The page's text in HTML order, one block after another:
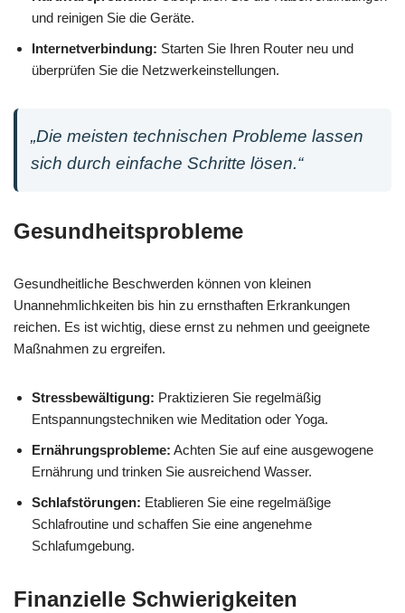
und reinigen Sie die Geräte.
Internetverbindung: Starten Sie Ihren Router neu und
überprüfen Sie die Netzwerkeinstellungen.
„Die meisten technischen Probleme lassen
sich durch einfache Schritte lösen.“
Gesundheitsprobleme
Gesundheitliche Beschwerden können von kleinen
Unannehmlichkeiten bis hin zu ernsthaften Erkrankungen
reichen. Es ist wichtig, diese ernst zu nehmen und geeignete
Maßnahmen zu ergreifen.
Stressbewältigung: Praktizieren Sie regelmäßig
Entspannungstechniken wie Meditation oder Yoga.
Ernährungsprobleme: Achten Sie auf eine ausgewogene
Ernährung und trinken Sie ausreichend Wasser.
Schlafstörungen: Etablieren Sie eine regelmäßige
Schlafroutine und schaffen Sie eine angenehme
Schlafumgebung.
Finanzielle Schwierigkeiten